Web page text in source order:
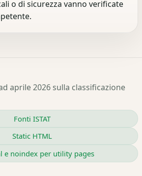
o di sicurezza vanno verificate
aprile 2026 sulla classificazione
Fonti ISTAT
Static HTML
e noindex per utility pages